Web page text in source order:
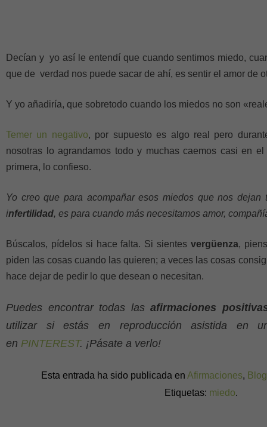
Decían y yo así le entendí que cuando sentimos miedo,
que de verdad nos puede sacar de ahí, es sentir el amor de
Y yo añadiría, que sobretodo cuando los miedos no son
Temer un negativo, por supuesto es algo real pero
nosotras lo agrandamos todo y muchas caemos casi en
primera, lo confieso.
Yo creo que para acompañar esos miedos que nos
infertilidad, es para cuando más necesitamos amor,
Búscalos, pídelos si hace falta. Si sientes vergüenza,
piden las cosas cuando las quieren; a veces las cosas
hace dejar de pedir lo que desean o necesitan.
Puedes encontrar todas lasafirmaciones
utilizar si estás en reproducción asistida en
en PINTEREST. ¡Pásate a verlo!
Esta entrada ha sido publicada en Afirmaciones, Blog
Etiquetas: miedo.